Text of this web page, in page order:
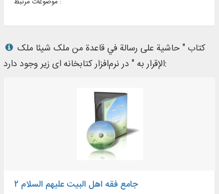
الإقرار به " در نرم‌افزار کتابخانه ای زیر وجود دارد:
جامع فقه اهل البیت علیهم السلام ۲